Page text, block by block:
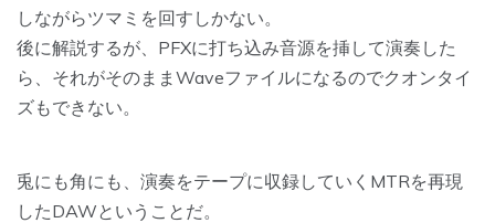
しながらツマミを回すしかない。
後に解説するが、PFXに打ち込み音源を挿して演奏した
ら、それがそのままWaveファイルになるのでクオンタイ
ズもできない。
兎にも角にも、演奏をテープに収録していくMTRを再現
したDAWということだ。